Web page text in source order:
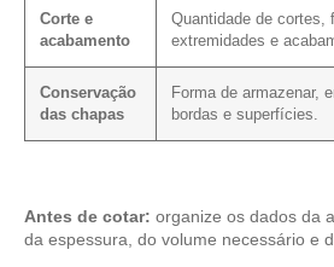
Corte e
acabamento
Quantidade de cortes,
extremidades e
Conservação
das chapas
Forma de armazenar,
bordas e superfícies.
Antes de cotar: organize os dados da
da espessura, do volume necessário e